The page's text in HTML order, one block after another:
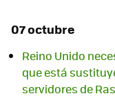
07 octubre
Reino Unido
que está
servidores de